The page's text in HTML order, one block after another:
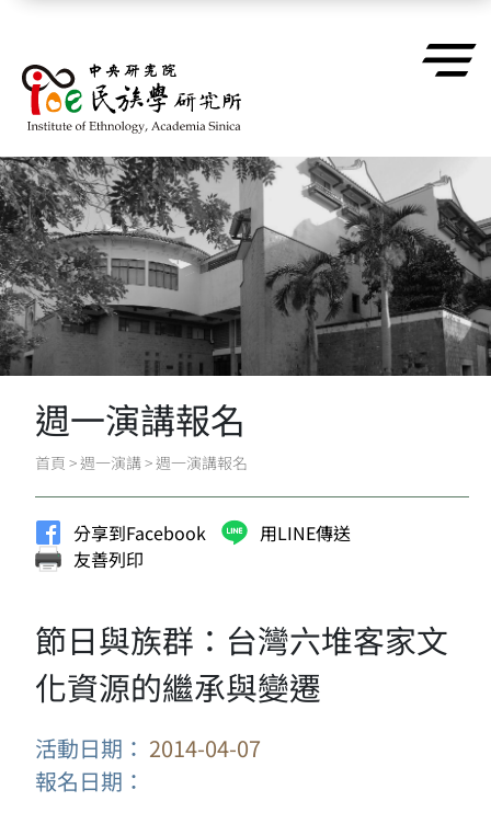
週一演講報名
首頁 >週一演講>週一演講報名
分享到Facebook
用LINE傳送
友善列印
節日與族群：台灣六堆客家文
化資源的繼承與變遷
活動日期： 2014-04-07
報名日期：